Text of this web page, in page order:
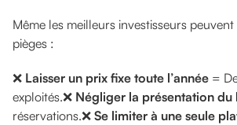
Même les meilleurs investisseurs
pièges :
❌ Laisser un prix fixe toute l’année =
exploités.❌ Négliger la présentation du
réservations.❌ Se limiter à une seule